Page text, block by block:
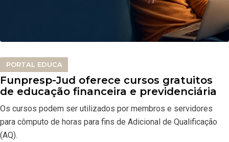
PORTAL EDUCA
Funpresp-Jud oferece cursos gratuitos
de educação financeira e previdenciária
Os cursos podem ser utilizados por membros e servidores
para cômputo de horas para fins de Adicional de Qualificação
(AQ).